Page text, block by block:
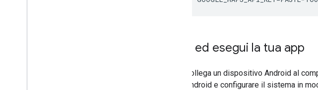
Crea ed esegui la tua app
Collega un dispositivo Android al
Android e configurare il sistema in